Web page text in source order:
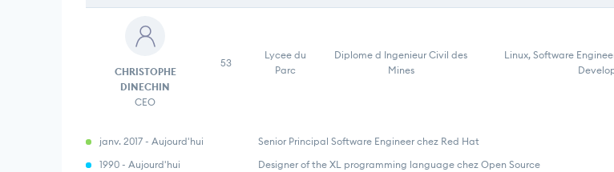
CHRISTOPHE
DINECHIN
CEO
53
Lycee du
Parc
Diplome d Ingenieur Civil des
Mines
Linux, Software
janv. 2017 - Aujourd'hui
Senior Principal Software Engineer chez Red Hat
1990 - Aujourd'hui
Designer of the XL programming language chez Open Source